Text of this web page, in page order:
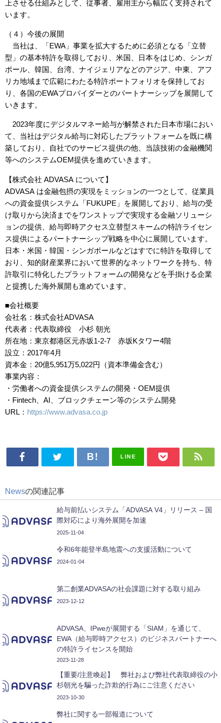
上させる仕組みとして、従事者、雇用主から幅広く支持されて
います。
（４）今後の展開
当社は、「EWA」事業を拡大するために必須となる「立替
型」の基本特許を取得しており、米国、日本をはじめ、シンガ
ポール、韓国、台湾、ナイジェリアなどのアジア、中東、アフ
リカ地域まで広範にわたる特許ポートフォリオを保持してお
り、各国のEWAプロバイダーとのパートナーシップを展開して
いきます。
2023年度にデジタルマネー給与が解禁された日本市場におい
て、当社はデジタル給与に対応したプラットフォームを既に構
築しており、自社でのサービス提供の他、当該技術の金融機関
等へのシステムOEM提供を進めていきます。
【株式会社 ADVASA について】
ADVASA は金融包摂の実現をミッションの一つとして、従業員
への資金提供システム「FUKUPE」を展開しており、給与の受
け取りから決済までをワンストップで実現する金融ソリューシ
ョンの提供、給与即時アクセス立替型スキームの特許ライセン
ス提供によるパートナーシップ戦略を中心に展開しています。
日本・米国・韓国・シンガポールなどはすでに特許を取得して
おり、知的財産業界において世界的なネットワークを持ち、特
許取引に特化したプラットフォームの開発などを手掛ける企業
と提携した海外展開も進めています。
■会社概要
会社名：株式会社ADVASA
代表者：代表取締役 小杉 朝光
所在地：東京都港区元赤坂1-2-7 赤坂Kタワー4階
設立：2017年4月
資本金：20億5,951万5,022円（資本準備金含む）
事業内容：
・労働者への資金提供システムの開発・OEM提供
・Fintech、AI、ブロックチェーン等のシステム開発
URL： https://www.advasa.co.jp
LINE
Newsの関連記事
給与前払いシステム「ADVASA V4」リリース – 国
際対応により海外展開を加速
2025-11-04
令和6年能登半島地震への支援活動について
2024-01-04
第二創業ADVASAの社会課題に対する取り組み
2023-12-12
ADVASA、IPweが展開する「SIAM」を通じて、
EWA（給与即時アクセス）のビジネスパートナーへ
の特許ライセンスを開始
2023-11-28
【重要/注意喚起】 弊社および弊社代表取締役の小
杉朝光を騙った詐欺的行為にご注意ください
2023-10-30
弊社に関する一部報道について